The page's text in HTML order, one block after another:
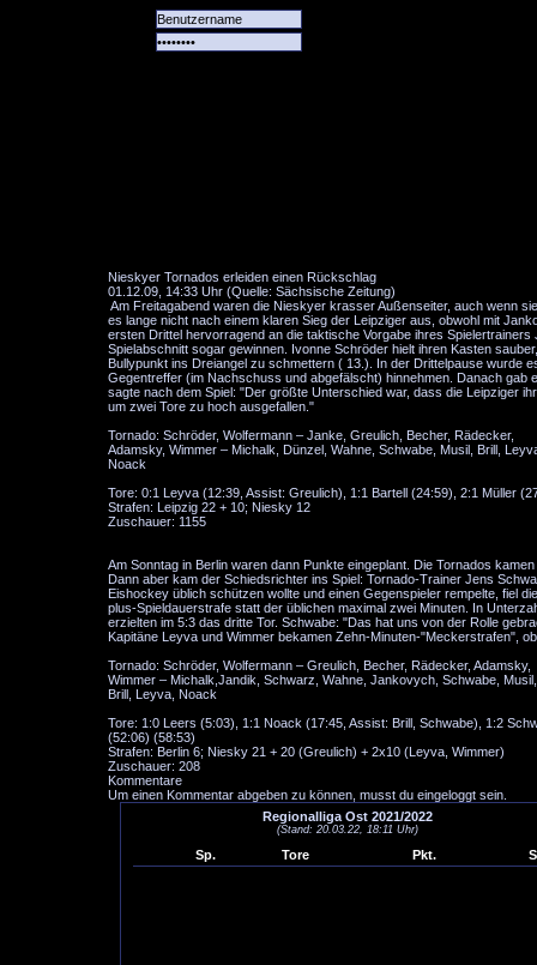
Nieskyer Tornados erleiden einen Rückschlag
01.12.09, 14:33 Uhr (Quelle: Sächsische Zeitung)
Am Freitagabend waren die Nieskyer krasser Außenseiter, auch wenn
es lange nicht nach einem klaren Sieg der Leipziger aus, obwohl mit
ersten Drittel hervorragend an die taktische Vorgabe ihres
Spielabschnitt sogar gewinnen. Ivonne Schröder hielt ihren Kasten
Bullypunkt ins Dreiangel zu schmettern ( 13.). In der Drittelpause wurde
Gegentreffer (im Nachschuss und abgefälscht) hinnehmen. Danach
sagte nach dem Spiel: "Der größte Unterschied war, dass die Leipziger
um zwei Tore zu hoch ausgefallen."
Tornado: Schröder, Wolfermann – Janke, Greulich, Becher, Rädecker,
Adamsky, Wimmer – Michalk, Dünzel, Wahne, Schwabe, Musil, Brill,
Noack
Tore: 0:1 Leyva (12:39, Assist: Greulich), 1:1 Bartell (24:59), 2:1 Müller
Strafen: Leipzig 22 + 10; Niesky 12
Zuschauer: 1155
Am Sonntag in Berlin waren dann Punkte eingeplant. Die Tornados
Dann aber kam der Schiedsrichter ins Spiel: Tornado-Trainer Jens
Eishockey üblich schützen wollte und einen Gegenspieler rempelte, fiel
plus-Spieldauerstrafe statt der üblichen maximal zwei Minuten. In
erzielten im 5:3 das dritte Tor. Schwabe: "Das hat uns von der Rolle
Kapitäne Leyva und Wimmer bekamen Zehn-Minuten-"Meckerstrafen",
Tornado: Schröder, Wolfermann – Greulich, Becher, Rädecker, Adamsky,
Wimmer – Michalk,Jandik, Schwarz, Wahne, Jankovych, Schwabe, Musil,
Brill, Leyva, Noack
Tore: 1:0 Leers (5:03), 1:1 Noack (17:45, Assist: Brill, Schwabe), 1:2
(52:06) (58:53)
Strafen: Berlin 6; Niesky 21 + 20 (Greulich) + 2x10 (Leyva, Wimmer)
Zuschauer: 208
Kommentare
Um einen Kommentar abgeben zu können, musst du eingeloggt sein.
Regionalliga Ost 2021/2022
(Stand: 20.03.22, 18:11 Uhr)
Sp. Tore Pkt.